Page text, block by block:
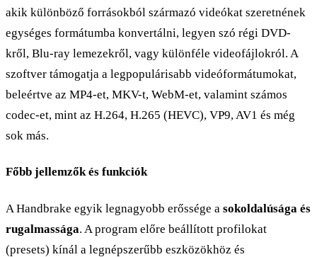
akik különböző forrásokból származó videókat szeretnének
egységes formátumba konvertálni, legyen szó régi DVD-
kről, Blu-ray lemezekről, vagy különféle videofájlokról. A
szoftver támogatja a legpopulárisabb videóformátumokat,
beleértve az MP4-et, MKV-t, WebM-et, valamint számos
codec-et, mint az H.264, H.265 (HEVC), VP9, AV1 és még
sok más.
Főbb jellemzők és funkciók
A Handbrake egyik legnagyobb erőssége a sokoldalúsága és
rugalmassága. A program előre beállított profilokat
(presets) kínál a legnépszerűbb eszközökhöz és